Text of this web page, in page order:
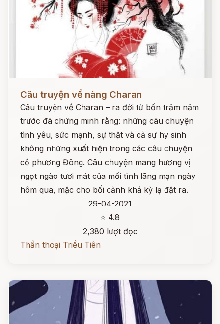
Câu truyện về nàng Charan
Câu truyện về Charan – ra đời từ bốn trăm năm
trước đã chứng minh rằng: những câu chuyện
tình yêu, sức mạnh, sự thật và cả sự hy sinh
không những xuất hiện trong các câu chuyện
cổ phương Đông. Câu chuyện mang hương vị
ngọt ngào tươi mát của mối tình lãng mạn ngày
hôm qua, mặc cho bối cảnh khá kỳ lạ đặt ra.
29-04-2021
⭐ 4.8
2,380 lượt đọc
Thần thoại Triều Tiên